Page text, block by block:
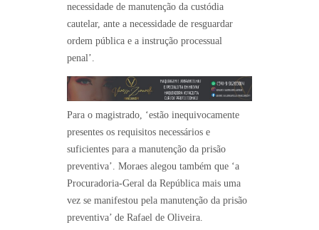
necessidade de manutenção da custódia
cautelar, ante a necessidade de resguardar
ordem pública e a instrução processual
penal’.
Para o magistrado, ‘estão inequivocamente
presentes os requisitos necessários e
suficientes para a manutenção da prisão
preventiva’. Moraes alegou também que ‘a
Procuradoria-Geral da República mais uma
vez se manifestou pela manutenção da prisão
preventiva’ de Rafael de Oliveira.